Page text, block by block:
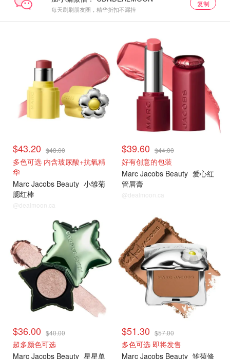
每天刷刷朋友圈，精华折扣不漏掉
复制
$43.20 $48.00
多色可选 内含玻尿酸+抗氧精
华
Marc Jacobs Beauty 小雏菊
腮红棒
@dealmoon.ca
$39.60 $44.00
好有创意的包装
Marc Jacobs Beauty 爱心红
管唇膏
@dealmoon.ca
$36.00 $40.00
超多颜色可选
Marc Jacobs Beauty 星星单
$51.30 $57.00
多色可选 即将发售
Marc Jacobs Beauty 雏菊修